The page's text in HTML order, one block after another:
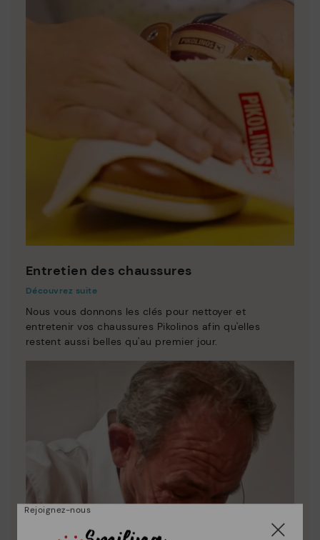
Entretien des chaussures
Découvrez suite
Nous vous donnons les clés pour nettoyer et
entretenir vos chaussures Pikolinos afin qu'elles
restent aussi belles qu'au premier jour.
Rejoignez-nous